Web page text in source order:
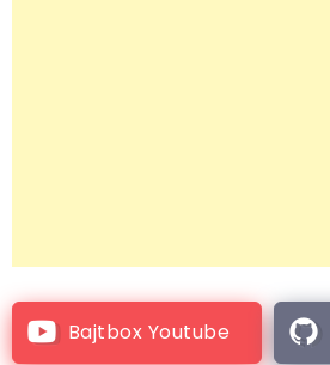
Bajtbox Youtube